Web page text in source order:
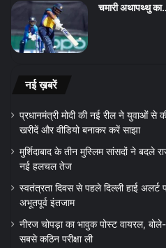
चमारी अथापथ्थु
नई ख़बरें
प्रधानमंत्री मोदी की नई रील ने युवाओं
खरीदें और वीडियो बनाकर करें साझा
मुर्शिदाबाद के तीन मुस्लिम सांसदों ने बदले
नई हलचल तेज
स्वतंत्रता दिवस से पहले दिल्ली हाई
अभूतपूर्व इंतजाम
नीरज चोपड़ा का भावुक पोस्ट वायरल,
सबसे कठिन परीक्षा ली